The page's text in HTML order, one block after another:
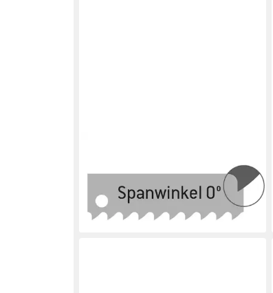
Sägeblatt Maschinensägeblatt 400
mm x 36 x 2 x 8.5 8 Zpz -
26,45 €
lieferbar - in 3-4 Werktagen bei dir